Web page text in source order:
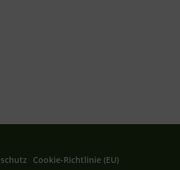
Cookie-Richtlinie (EU)